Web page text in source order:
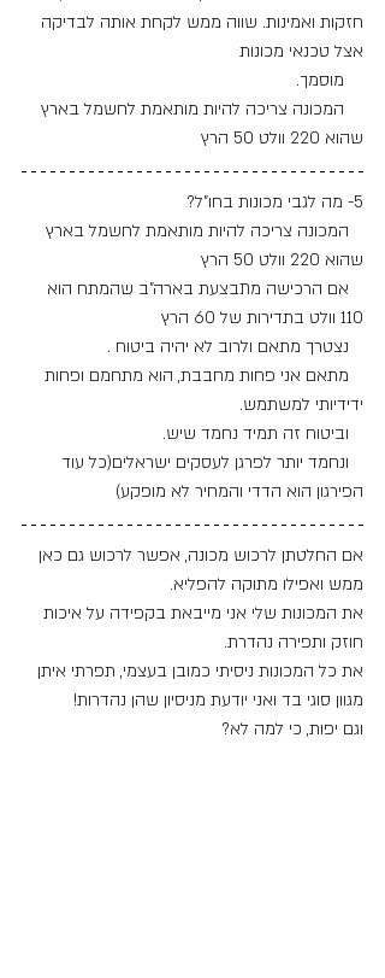
חזקות ואמינות. שווה ממש לקחת אותה לבדיקה
אצל טכנאי מכונות
    המכונה צריכה להיות מותאמת לחשמל בארץ
שהוא 220 וולט 50 הרץ
5- מה לגבי מכונות בחו"ל?
   המכונה צריכה להיות מותאמת לחשמל בארץ
שהוא 220 וולט 50 הרץ
   אם הרכישה מתבצעת בארה"ב שהמתח הוא
110 וולט בתדירות של 60 הרץ
   מתאם אני פחות מחבבת, הוא מתחמם ופחות
ידידיותי למשתמש.
   ונחמד יותר לפרגן לעסקים ישראלים(כל עוד
הפירגון הוא הדדי והמחיר לא מופקע)
אם החלטתן לרכוש מכונה, אפשר לרכוש גם כאן
ממש ואפילו מתוקה להפליא.
את המכונות שלי אני מייבאת בקפידה על איכות
חוזק ותפירה נהדרת.
את כל המכונות ניסיתי כמובן בעצמי, תפרתי איתן
מגוון סוגי בד ואני יודעת מניסיון שהן נהדרות!
וגם יפות, כי למה לא?